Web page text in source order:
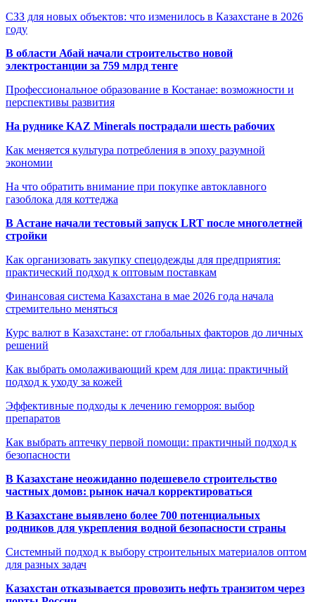
СЗЗ для новых объектов: что изменилось в Казахстане в 2026
году
В области Абай начали строительство новой
электростанции за 759 млрд тенге
Профессиональное образование в Костанае: возможности и
перспективы развития
На руднике KAZ Minerals пострадали шесть рабочих
Как меняется культура потребления в эпоху разумной
экономии
На что обратить внимание при покупке автоклавного
газоблока для коттеджа
В Астане начали тестовый запуск LRT после многолетней
стройки
Как организовать закупку спецодежды для предприятия:
практический подход к оптовым поставкам
Финансовая система Казахстана в мае 2026 года начала
стремительно меняться
Курс валют в Казахстане: от глобальных факторов до личных
решений
Как выбрать омолаживающий крем для лица: практичный
подход к уходу за кожей
Эффективные подходы к лечению геморроя: выбор
препаратов
Как выбрать аптечку первой помощи: практичный подход к
безопасности
В Казахстане неожиданно подешевело строительство
частных домов: рынок начал корректироваться
В Казахстане выявлено более 700 потенциальных
родников для укрепления водной безопасности страны
Системный подход к выбору строительных материалов оптом
для разных задач
Казахстан отказывается провозить нефть транзитом через